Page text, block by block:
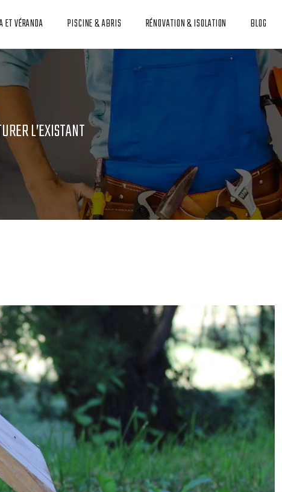
ET VÉRANDA PISCINE & ABRIS RÉNOVATION & ISOLATION BLOG
L’EXISTANT